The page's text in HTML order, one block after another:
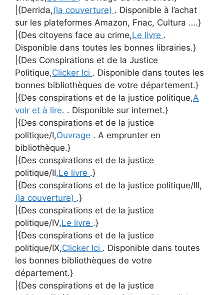
|{Derrida,(la couverture) . Disponible à l’achat
sur les plateformes Amazon, Fnac, Cultura ….}
|{Des citoyens face au crime,Le livre .
Disponible dans toutes les bonnes librairies.}
|{Des Conspirations et de la Justice
Politique,Clicker Ici . Disponible dans toutes les
bonnes bibliothèques de votre département.}
|{Des conspirations et de la justice politique,A
voir et à lire. . Disponible sur internet.}
|{Des conspirations et de la justice
politique/I,Ouvrage . A emprunter en
bibliothèque.}
|{Des conspirations et de la justice
politique/II,Le livre .}
|{Des conspirations et de la justice politique/III,
(la couverture) .}
|{Des conspirations et de la justice
politique/IV,Le livre .}
|{Des conspirations et de la justice
politique/IX,Clicker Ici . Disponible dans toutes
les bonnes bibliothèques de votre
département.}
|{Des conspirations et de la justice